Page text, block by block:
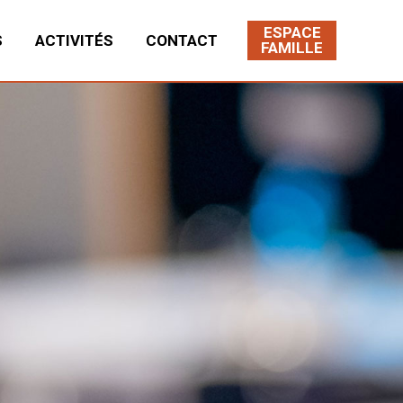
ACTIVITÉS CONTACT
ESPACE
FAMILLE